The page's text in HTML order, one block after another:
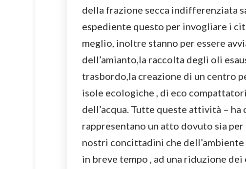
della frazione secca indifferenziata
espediente questo per invogliare i
meglio, inoltre stanno per essere
dell’amianto,la raccolta degli oli
trasbordo,la creazione di un centro
isole ecologiche , di eco
dell’acqua. Tutte queste attività – ha
rappresentano un atto dovuto sia
nostri concittadini che
in breve tempo , ad una riduzione